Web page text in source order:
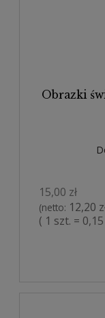
Obrazki
15,00 zł
(netto: 12,20
( 1 szt. = 0,15